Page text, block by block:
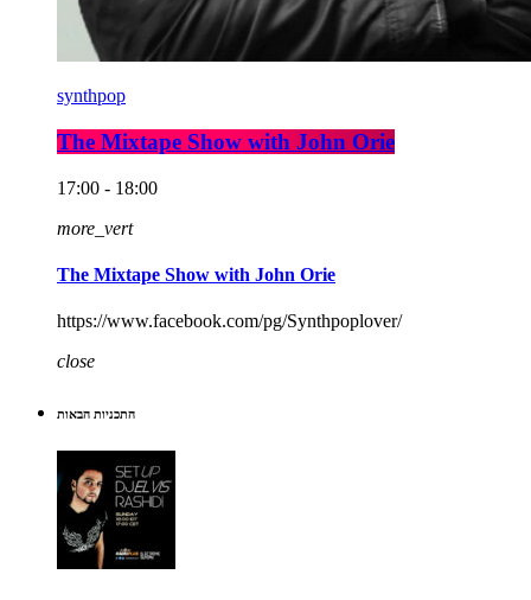
synthpop
The Mixtape Show with John Orie
17:00 - 18:00
more_vert
The Mixtape Show with John Orie
https://www.facebook.com/pg/Synthpoplover/
close
התכניות הבאות